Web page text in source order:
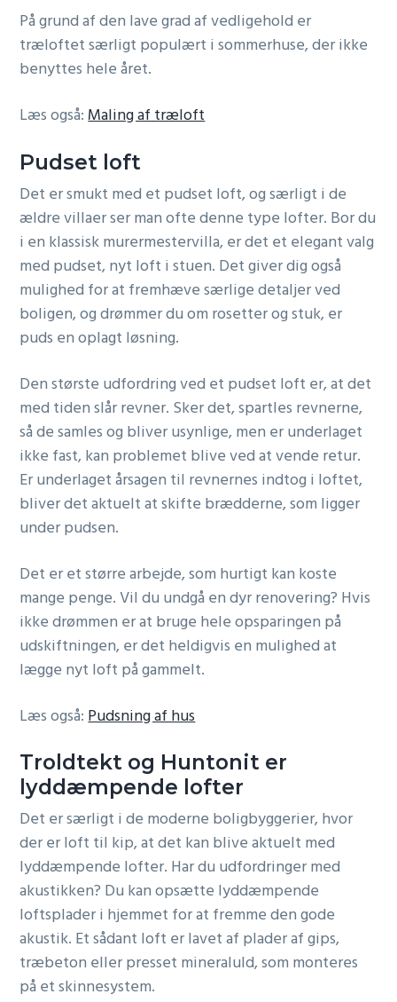
På grund af den lave grad af vedligehold er
træloftet særligt populært i sommerhuse, der ikke
benyttes hele året.
Læs også:Maling af træloft
Pudset loft
Det er smukt med et pudset loft, og særligt i de
ældre villaer ser man ofte denne type lofter. Bor du
i en klassisk murermestervilla, er det et elegant valg
med pudset, nyt loft i stuen. Det giver dig også
mulighed for at fremhæve særlige detaljer ved
boligen, og drømmer du om rosetter og stuk, er
puds en oplagt løsning.
Den største udfordring ved et pudset loft er, at det
med tiden slår revner. Sker det, spartles revnerne,
så de samles og bliver usynlige, men er underlaget
ikke fast, kan problemet blive ved at vende retur.
Er underlaget årsagen til revnernes indtog i loftet,
bliver det aktuelt at skifte brædderne, som ligger
under pudsen.
Det er et større arbejde, som hurtigt kan koste
mange penge. Vil du undgå en dyr renovering? Hvis
ikke drømmen er at bruge hele opsparingen på
udskiftningen, er det heldigvis en mulighed at
lægge nyt loft på gammelt.
Læs også:Pudsning af hus
Troldtekt og Huntonit er
lyddæmpende lofter
Det er særligt i de moderne boligbyggerier, hvor
der er loft til kip, at det kan blive aktuelt med
lyddæmpende lofter. Har du udfordringer med
akustikken? Du kan opsætte lyddæmpende
loftsplader i hjemmet for at fremme den gode
akustik. Et sådant loft er lavet af plader af gips,
træbeton eller presset mineraluld, som monteres
på et skinnesystem.